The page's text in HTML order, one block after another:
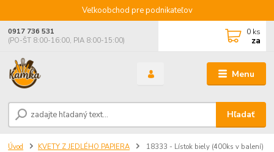
Veľkoobchod pre podnikateľov
Menu
Hľadať
0917 736 531
(PO-ŠT 8:00-16:00, PIA 8:00-15:00)
0 ks
za
Úvod KVETY Z JEDLÉHO PAPIERA 18333 - Lístok biely (400ks v balení)